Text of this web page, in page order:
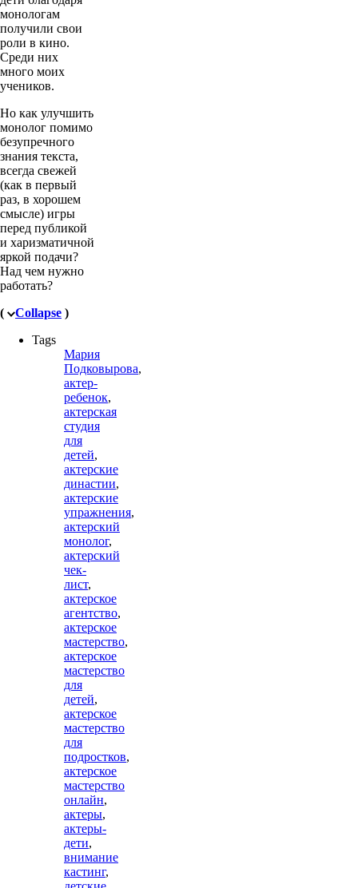
монологам
получили свои
роли в кино.
Среди них
много моих
учеников.
Но как улучшить
монолог помимо
безупречного
знания текста,
всегда свежей
(как в первый
раз, в хорошем
смысле) игры
перед публикой
и харизматичной
яркой подачи?
Над чем нужно
работать?
(
Collapse )
Tags
Мария
Подковырова,
актер-
ребенок,
актерская
студия
для
детей,
актерские
династии,
актерские
упражнения,
актерский
монолог,
актерский
чек-
лист,
актерское
агентство,
актерское
мастерство,
актерское
мастерство
для
детей,
актерское
мастерство
для
подростков,
актерское
мастерство
онлайн,
актеры,
актеры-
дети,
внимание
кастинг,